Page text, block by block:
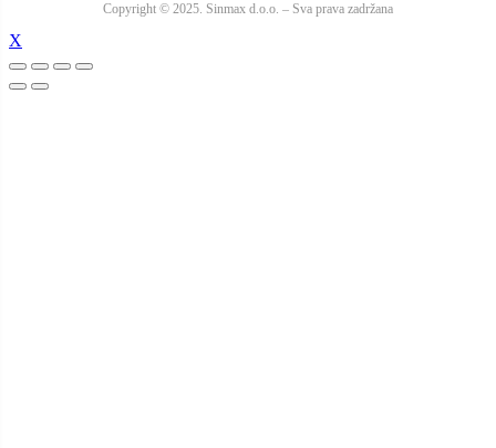
Copyright © 2025. Sinmax d.o.o. – Sva prava zadržana
X